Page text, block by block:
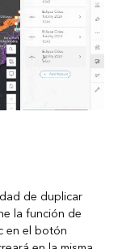
de duplicar
la función de
en el botón